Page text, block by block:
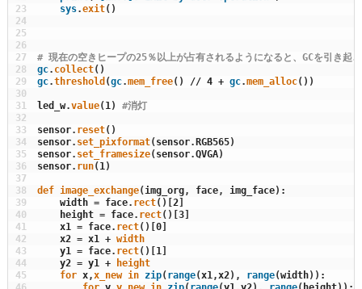
23
24
25
26
27
28
29
30
31
32
33
34
35
36
37
38
39
40
41
42
43
44
45
sys.exit( )
# 現在の空きヒープの25％以上が占有されるようになると、GCを引き起
gc. collect( )
gc.threshold (gc.mem_free( ) // 4 + gc.mem_alloc( ) )
led_w.value( 1) #消灯
sensor. reset( )
sensor. set_pixformat( sensor. RGB565)
sensor. set_framesize( sensor.QVGA)
sensor. run( 1)
def image_exchange(img_org, face, img_face) :
width = face. rect( ) [2
height = face. rect( ) [3
x1 = face. rect( ) [0
x2 = x1 + width
y1 = face. rect( ) 1
y2 = y1 +
height
for x,x_new in zip( range(x1,x2) , range(width) ) :